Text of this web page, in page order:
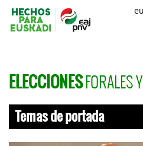
eu
ELECCIONESFORALES
Temas de portada